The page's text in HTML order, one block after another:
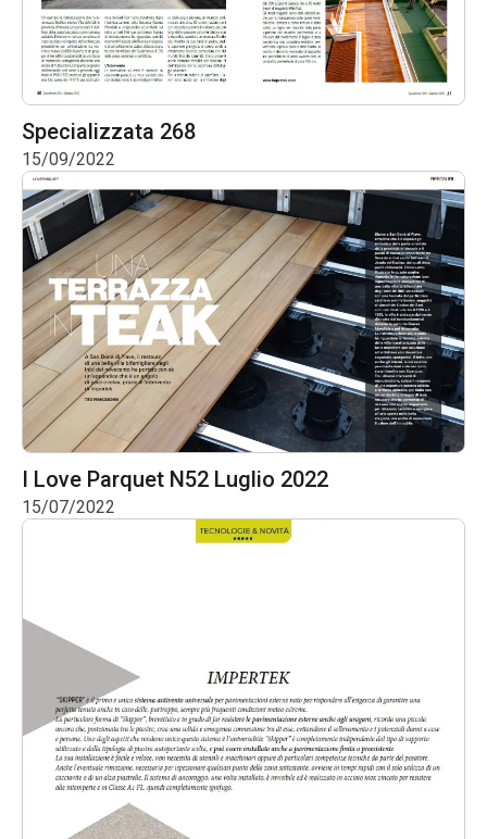
Specializzata 268
15/09/2022
I Love Parquet N52 Luglio 2022
15/07/2022